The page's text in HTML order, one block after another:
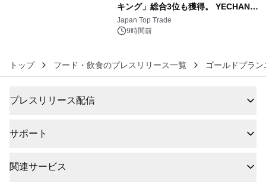
キング」総合3位も獲得。 YECHAN音
浴シンギングボウル第2弾の大型サイ
ズ（XL・2XL・3XL）を先行販売中
Japan Top Trade
9時間前
トップ フード・飲食のプレスリリース一覧 ゴールドプラ
プレスリリース配信
サポート
関連サービス